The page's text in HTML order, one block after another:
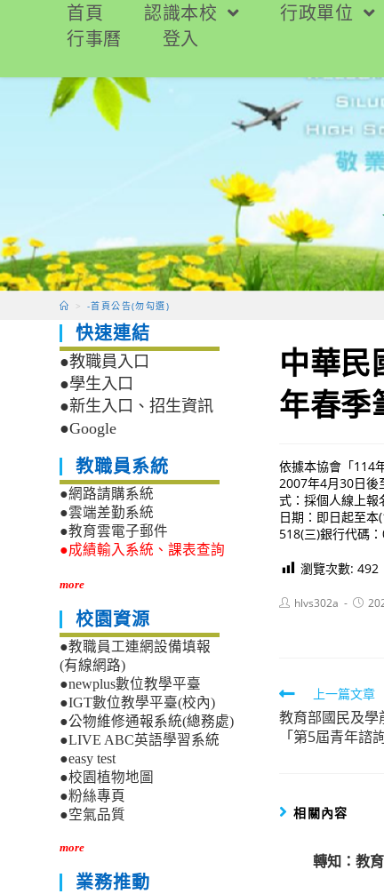
要
首頁 認識本校 行政單位
行事曆
登入
> -首頁公告(勿勾選)
中華民
年春季
依據本協會「114
2007年4月30日後
式：採個人線上
日期：即日起至
518(三)銀行代碼
瀏覽次數: 492
Posthlvs302a
Post
Read
more
articles
上一篇文章
教育部國民及
「第5屆青年諮
相關內容
轉知：教
快速連結
●教職員入口
●學生入口
●新生入口、招生資訊
●Google
教職員系統
●網路請購系統
●雲端差勤系統
●教育雲電子郵件
●成績輸入系統、課表查詢
more
校園資源
●教職員工連網設備填報
(有線網路)
●newplus數位教學平臺
●IGT數位教學平臺(校內)
●公物維修通報系統(總務處)
●LIVE ABC英語學習系統
●easy test
●校園植物地圖
●粉絲專頁
●空氣品質
more
業務推動